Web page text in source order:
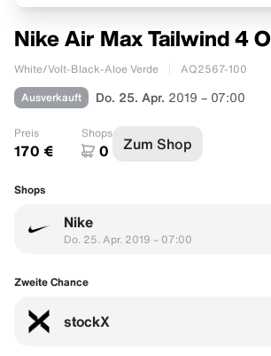
Nike Air Max Tailwind 4
White/Volt-Black-Aloe Verde AQ2567-100
Ausverkauft Do. 25. Apr. 2019 – 07:00
Preis
170 €
Shops
0 Zum Shop
Shops
Nike
Do. 25. Apr. 2019 – 07:00
Zweite Chance
stockX